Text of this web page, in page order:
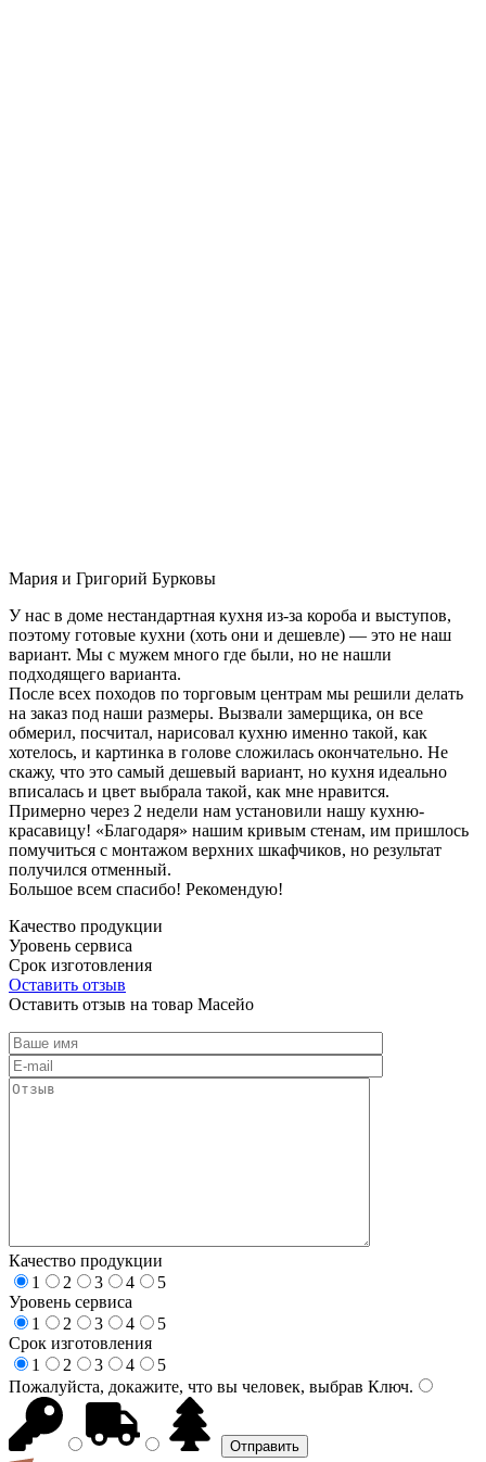
Мария и Григорий Бурковы
У нас в доме нестандартная кухня из-за короба и выступов,
поэтому готовые кухни (хоть они и дешевле) — это не наш
вариант. Мы с мужем много где были, но не нашли
подходящего варианта.
После всех походов по торговым центрам мы решили делать
на заказ под наши размеры. Вызвали замерщика, он все
обмерил, посчитал, нарисовал кухню именно такой, как
хотелось, и картинка в голове сложилась окончательно. Не
скажу, что это самый дешевый вариант, но кухня идеально
вписалась и цвет выбрала такой, как мне нравится.
Примерно через 2 недели нам установили нашу кухню-
красавицу! «Благодаря» нашим кривым стенам, им пришлось
помучиться с монтажом верхних шкафчиков, но результат
получился отменный.
Большое всем спасибо! Рекомендую!
Качество продукции
Уровень сервиса
Срок изготовления
Оставить отзыв
Оставить отзыв на товар Масейо
Качество продукции
1
2 3 4
5
Уровень сервиса
1
2 3 4
5
Срок изготовления
1
2 3 4
5
Пожалуйста, докажите, что вы человек, выбрав Ключ.